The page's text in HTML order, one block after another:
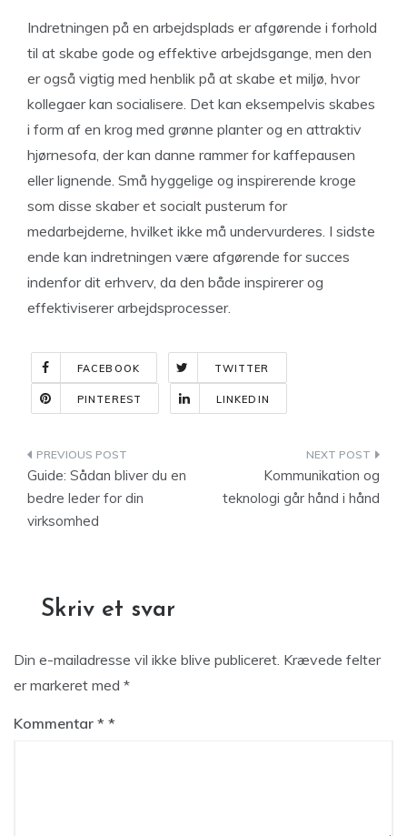
Indretningen på en arbejdsplads er afgørende i forhold
til at skabe gode og effektive arbejdsgange, men den
er også vigtig med henblik på at skabe et miljø, hvor
kollegaer kan socialisere. Det kan eksempelvis skabes
i form af en krog med grønne planter og en attraktiv
hjørnesofa, der kan danne rammer for kaffepausen
eller lignende. Små hyggelige og inspirerende kroge
som disse skaber et socialt pusterum for
medarbejderne, hvilket ikke må undervurderes. I sidste
ende kan indretningen være afgørende for succes
indenfor dit erhverv, da den både inspirerer og
effektiviserer arbejdsprocesser.
FACEBOOK TWITTER
PINTEREST LINKEDIN
Indlægsnavigation
Guide: Sådan bliver du en
bedre leder for din
virksomhed
Kommunikation og
teknologi går hånd i hånd
Skriv et svar
Din e-mailadresse vil ikke blive publiceret. Krævede felter
er markeret med *
Kommentar *